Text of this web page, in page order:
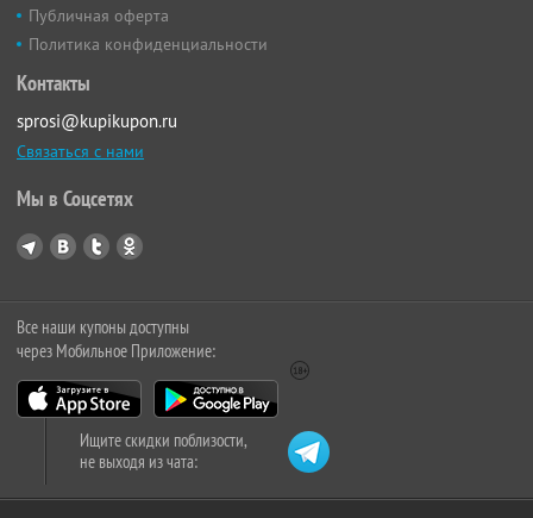
Публичная оферта
Политика конфиденциальности
Контакты
sprosi@kupikupon.ru
Связаться с нами
Мы в Соцсетях
Все наши купоны доступны
через Мобильное Приложение:
Ищите скидки поблизости,
не выходя из чата: